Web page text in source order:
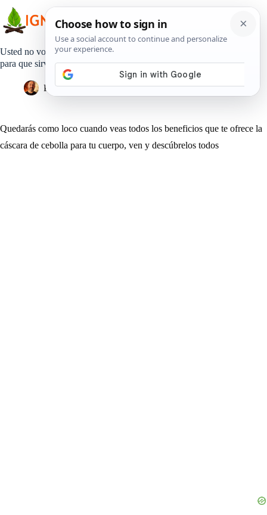
contenido
Usted no volverá a tirar la cáscara de cebolla después de saber
para que sirve
Pedro Lisperguer 23 julio, 2019 Estilo de Vida
Quedarás como loco cuando veas todos los beneficios que te ofrece la
cáscara de cebolla para tu cuerpo, ven y descúbrelos todos